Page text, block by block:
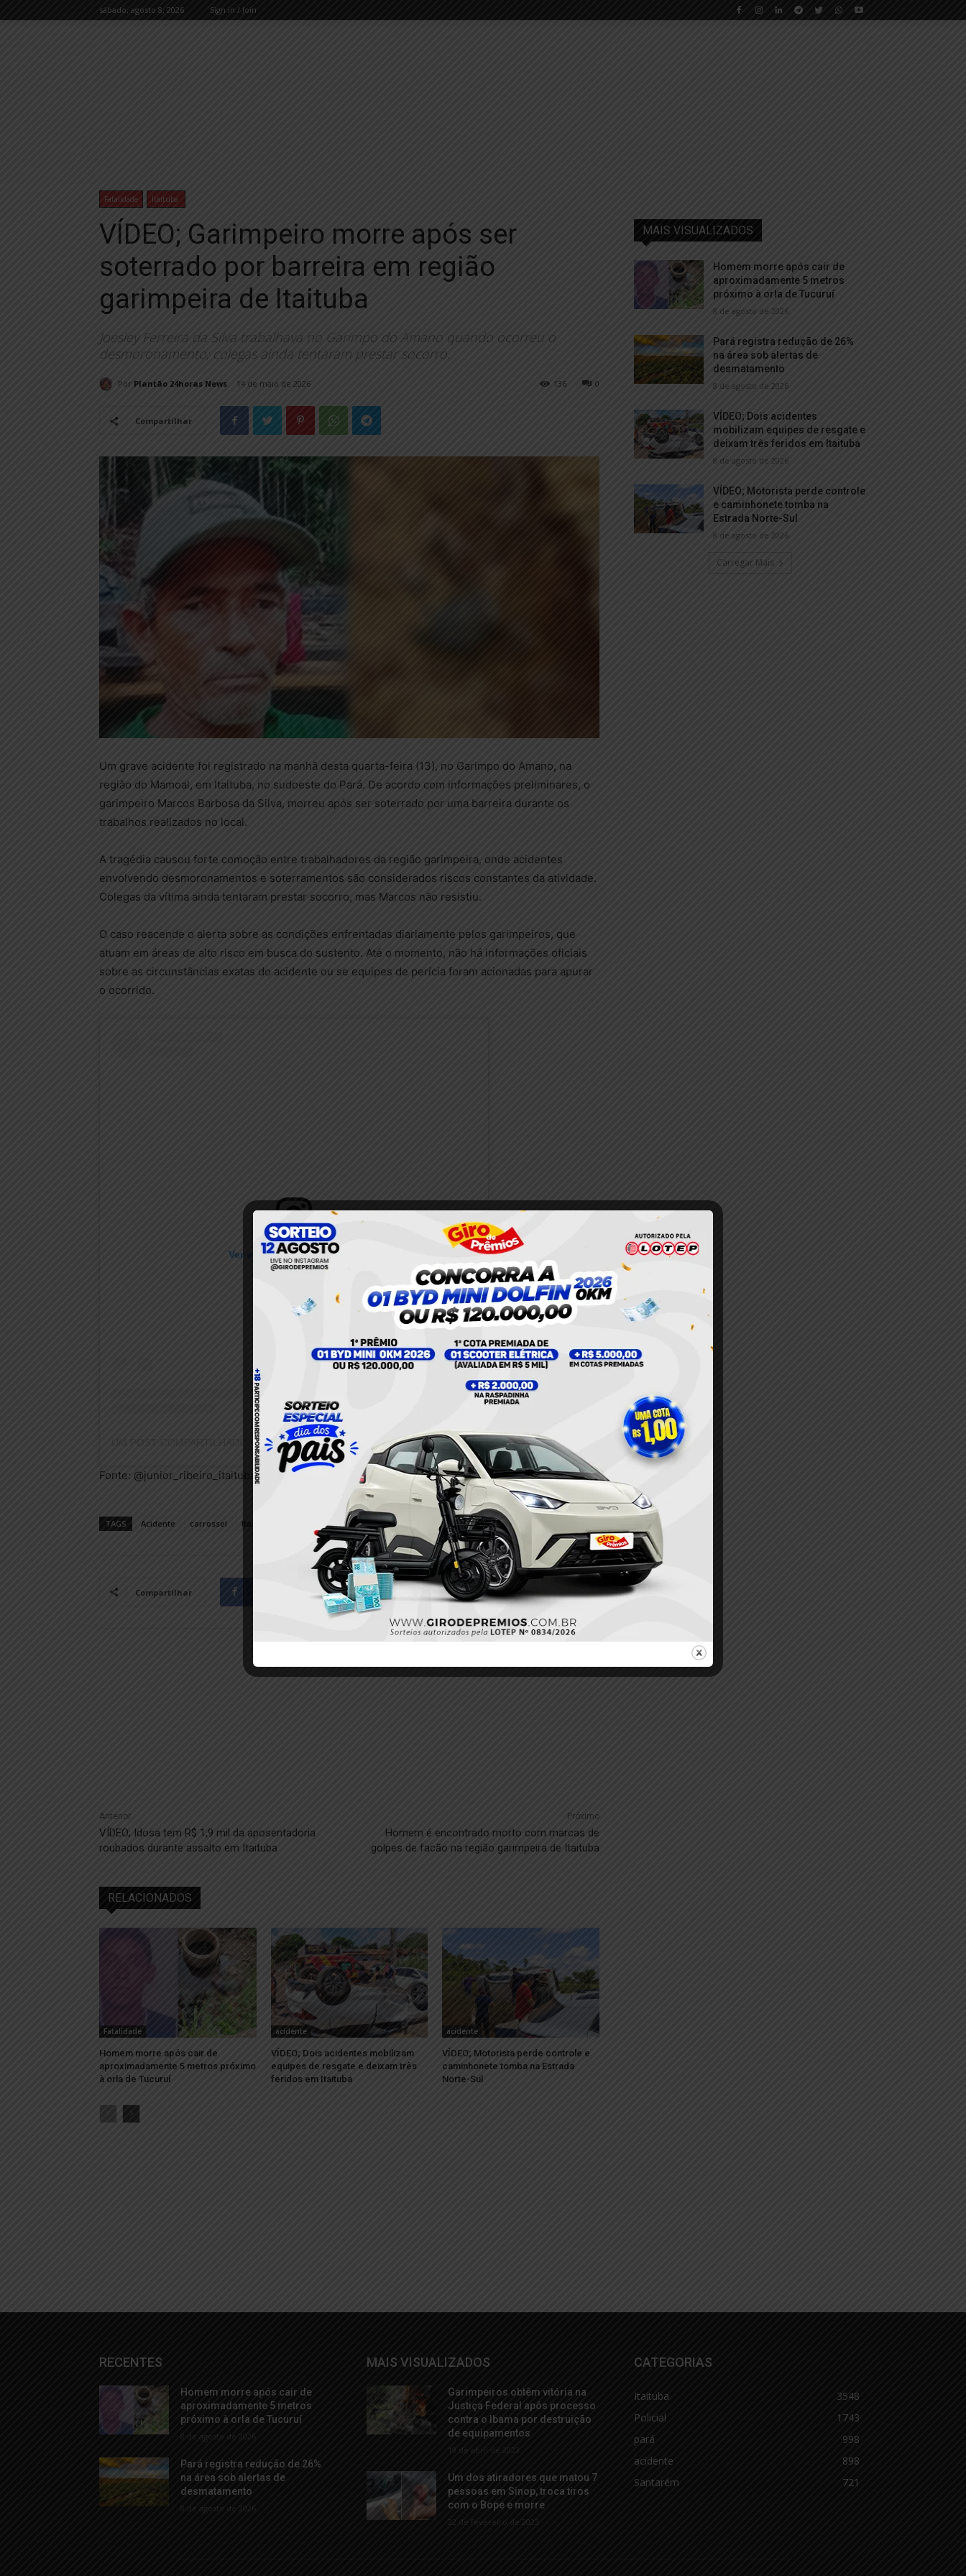
sábado, agosto 8, 2026 Sign in / Join
Fatalidade Itaituba
VÍDEO; Garimpeiro morre após ser
soterrado por barreira em região
garimpeira de Itaituba
Joesley Ferreira da Silva trabalhava no Garimpo do Amano quando ocorreu o
desmoronamento; colegas ainda tentaram prestar socorro.
Por Plantão 24horas News 14 de maio de 2026 0
136
Compartilhar
Um grave acidente foi registrado na manhã desta quarta-feira (13), no Garimpo do Amano, na
região do Mamoal, em Itaituba, no sudoeste do Pará. De acordo com informações preliminares, o
garimpeiro Marcos Barbosa da Silva, morreu após ser soterrado por uma barreira durante os
trabalhos realizados no local.
A tragédia causou forte comoção entre trabalhadores da região garimpeira, onde acidentes
envolvendo desmoronamentos e soterramentos são considerados riscos constantes da atividade.
Colegas da vítima ainda tentaram prestar socorro, mas Marcos não resistiu.
O caso reacende o alerta sobre as condições enfrentadas diariamente pelos garimpeiros, que
atuam em áreas de alto risco em busca do sustento. Até o momento, não há informações oficiais
sobre as circunstâncias exatas do acidente ou se equipes de perícia foram acionadas para apurar
o ocorrido.
Ver essa foto no Instagram
UM POST COMPARTILHADO POR PLANTÃO 24HORAS NEWS (@PLANTAO24HORASNEWS)
Fonte: @junior_ribeiro_itaituba
TAGS Acidente carrossel Itaituba policia civil Policia Militar
Compartilhar Twitter Pinterest
Anterior
VÍDEO; Idosa tem R$ 1,9 mil da aposentadoria
roubados durante assalto em Itaituba
Próximo
Homem é encontrado morto com marcas de
golpes de facão na região garimpeira de Itaituba
RELACIONADOS
Fatalidade
Homem morre após cair de
aproximadamente 5 metros próximo
à orla de Tucuruí
acidente
VÍDEO; Dois acidentes mobilizam
equipes de resgate e deixam três
feridos em Itaituba
acidente
VÍDEO; Motorista perde controle e
caminhonete tomba na Estrada
Norte-Sul
MAIS VISUALIZADOS
Homem morre após cair de
aproximadamente 5 metros
próximo à orla de Tucuruí
8 de agosto de 2026
Pará registra redução de 26%
na área sob alertas de
desmatamento
8 de agosto de 2026
VÍDEO; Dois acidentes
mobilizam equipes de resgate e
deixam três feridos em Itaituba
8 de agosto de 2026
VÍDEO; Motorista perde controle
e caminhonete tomba na
Estrada Norte-Sul
8 de agosto de 2026
Carregar Mais
RECENTES
Homem morre após cair de
aproximadamente 5 metros
próximo à orla de Tucuruí
8 de agosto de 2026
Pará registra redução de 26%
na área sob alertas de
desmatamento
8 de agosto de 2026
MAIS VISUALIZADOS
Garimpeiros obtêm vitória na
Justiça Federal após processo
contra o Ibama por destruição
de equipamentos
19 de abril de 2023
Um dos atiradores que matou 7
pessoas em Sinop, troca tiros
com o Bope e morre
22 de fevereiro de 2023
CATEGORIAS
Itaituba
3548
Policial
1743
pará
998
acidente
898
Santarém
721